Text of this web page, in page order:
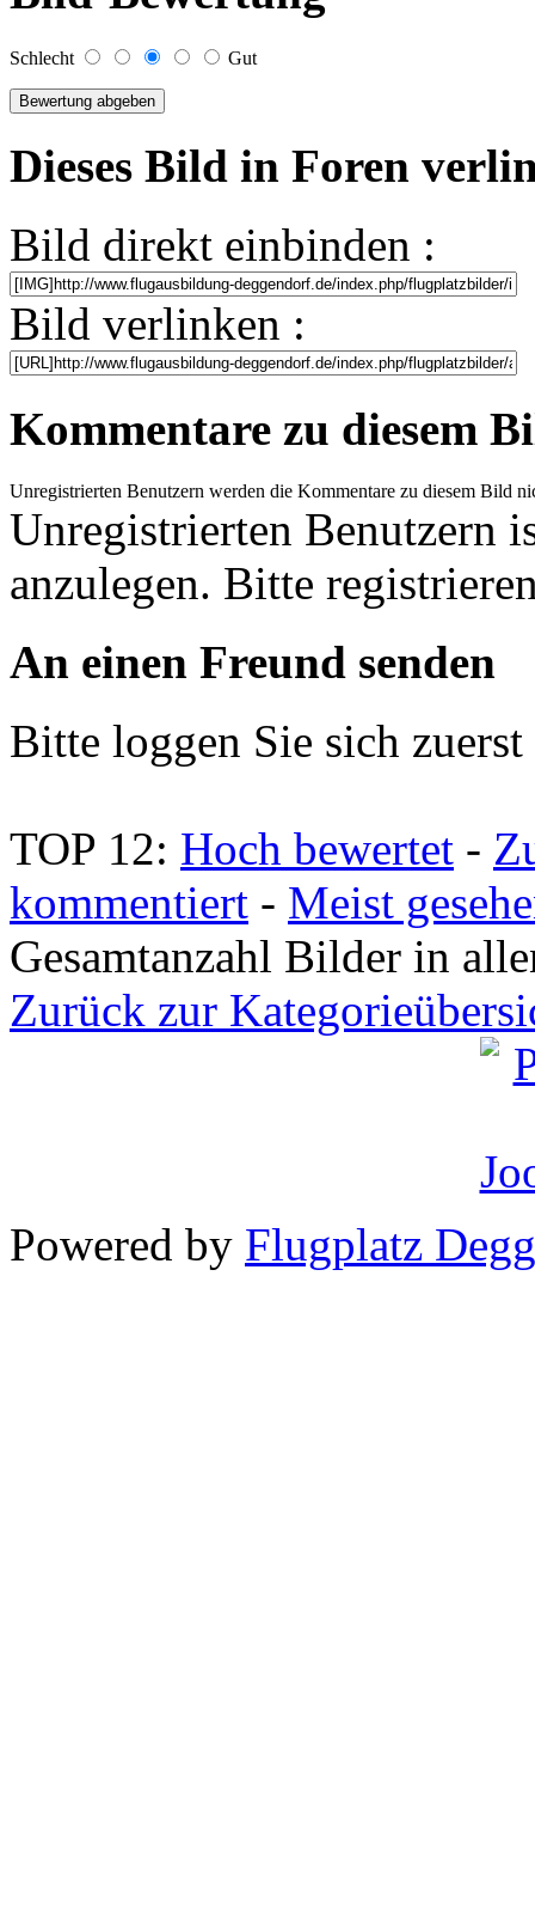
Schlecht Gut
Dieses Bild in Foren
Bild direkt einbinden :
Bild verlinken :
Kommentare zu diesem
Unregistrierten Benutzern werden die Kommentare zu diesem Bild
Unregistrierten Benutzern
anzulegen. Bitte
An einen Freund senden
Bitte loggen Sie sich
TOP 12: Hoch bewertet -
kommentiert - Meist
Gesamtanzahl Bilder in
Zurück zur
Powered by Flugplatz